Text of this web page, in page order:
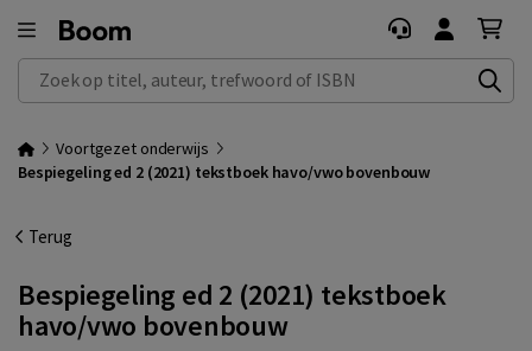
Zoek op titel, auteur, trefwoord of ISBN
Voortgezet onderwijs
Bespiegeling ed 2 (2021) tekstboek havo/vwo bovenbouw
Terug
Bespiegeling ed 2 (2021) tekstboek
havo/vwo bovenbouw